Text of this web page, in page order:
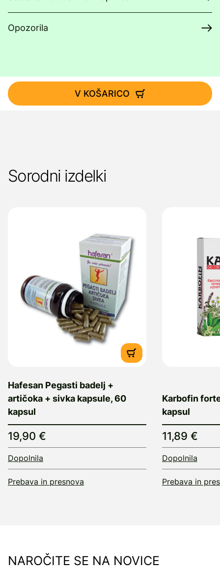
Opozorila
V KOŠARICO
Sorodni izdelki
Hafesan Pegasti badelj +
artičoka + sivka kapsule, 60
kapsul
19,90 €
Dopolnila
Prebava in presnova
Karbofin
kapsul
11,89 €
Dopolnila
Prebava in
NAROČITE SE NA NOVICE